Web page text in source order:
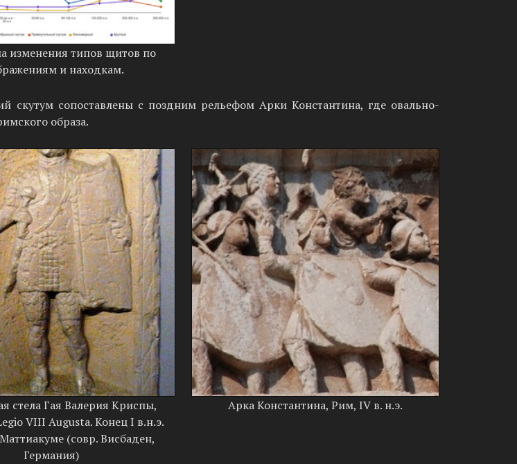
изменения типов щитов по
и находкам.
сопоставлены с поздним рельефом Арки Константина, где овально-
образа.
стела Гая Валерия Криспы,
VIII Augusta. Конец I в.н.э.
(совр. Висбаден,
Германия)
Арка Константина, Рим, IV в. н.э.